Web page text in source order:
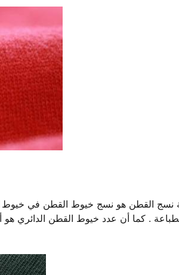
نسج القطن هو نسج خيوط القطن في خيوط